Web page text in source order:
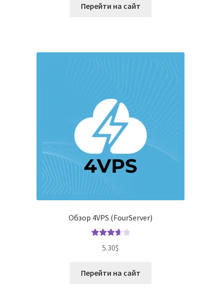
Перейти на сайт
Обзор 4VPS (FourServer)
из 5
5.30$
Перейти на сайт